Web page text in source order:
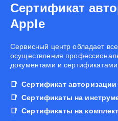
Сертификат
Apple
Cервисный центр обладает
осуществления
документами и
Сертификат
Сертификаты на
Сертификаты на